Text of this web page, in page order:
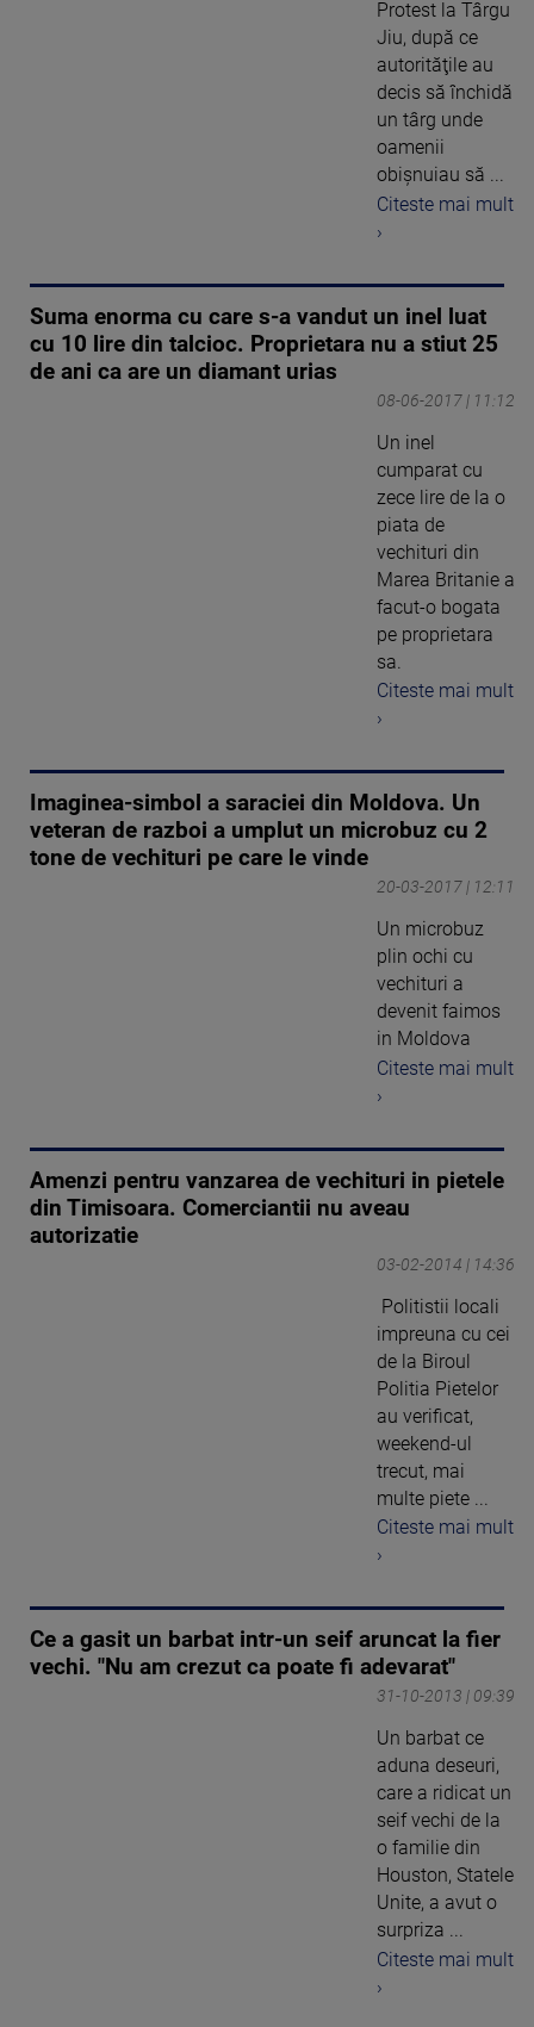
Protest la Târgu
Jiu, după ce
autorităţile au
decis să închidă
un târg unde
oamenii
obişnuiau să ...
Citeste mai mult
›
Suma enorma cu care s-a vandut un inel luat
cu 10 lire din talcioc. Proprietara nu a stiut 25
de ani ca are un diamant urias
08-06-2017 | 11:12
Un inel
cumparat cu
zece lire de la o
piata de
vechituri din
Marea Britanie a
facut-o bogata
pe proprietara
sa.
Citeste mai mult
›
Imaginea-simbol a saraciei din Moldova. Un
veteran de razboi a umplut un microbuz cu 2
tone de vechituri pe care le vinde
20-03-2017 | 12:11
Un microbuz
plin ochi cu
vechituri a
devenit faimos
in Moldova
Citeste mai mult
›
Amenzi pentru vanzarea de vechituri in pietele
din Timisoara. Comerciantii nu aveau
autorizatie
03-02-2014 | 14:36
Politistii locali
impreuna cu cei
de la Biroul
Politia Pietelor
au verificat,
weekend-ul
trecut, mai
multe piete ...
Citeste mai mult
›
Ce a gasit un barbat intr-un seif aruncat la fier
vechi. "Nu am crezut ca poate fi adevarat"
31-10-2013 | 09:39
Un barbat ce
aduna deseuri,
care a ridicat un
seif vechi de la
o familie din
Houston, Statele
Unite, a avut o
surpriza ...
Citeste mai mult
›